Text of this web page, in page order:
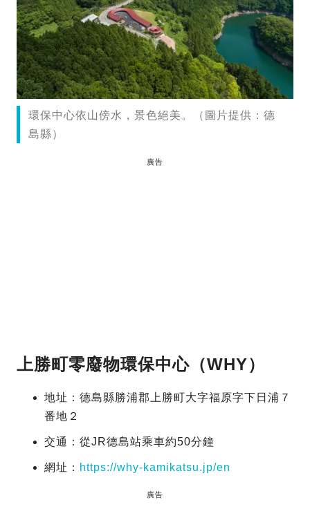
環保中心依山傍水，景色絕美。（圖片提供：德
島縣）
廣告
上勝町零廢物環保中心（WHY）
地址：德島縣勝浦郡上勝町大字福原字下日浦７
番地２
交通：從JR德島站乘車約50分鐘
網址： https://why-kamikatsu.jp/en
廣告